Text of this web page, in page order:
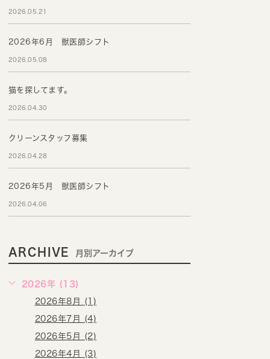
2026.05.21
2026年6月 獣医師シフト
2026.05.08
猫を探してます。
2026.04.30
クリーンスタッフ募集
2026.04.28
2026年5月 獣医師シフト
2026.04.06
ARCHIVE 月別アーカイブ
2026年 (13)
2026年8月 (1)
2026年7月 (4)
2026年5月 (2)
2026年4月 (3)